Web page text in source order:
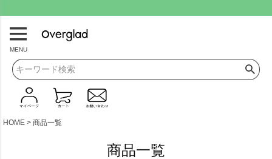
MENU
HOME 商品一覧
商品一覧